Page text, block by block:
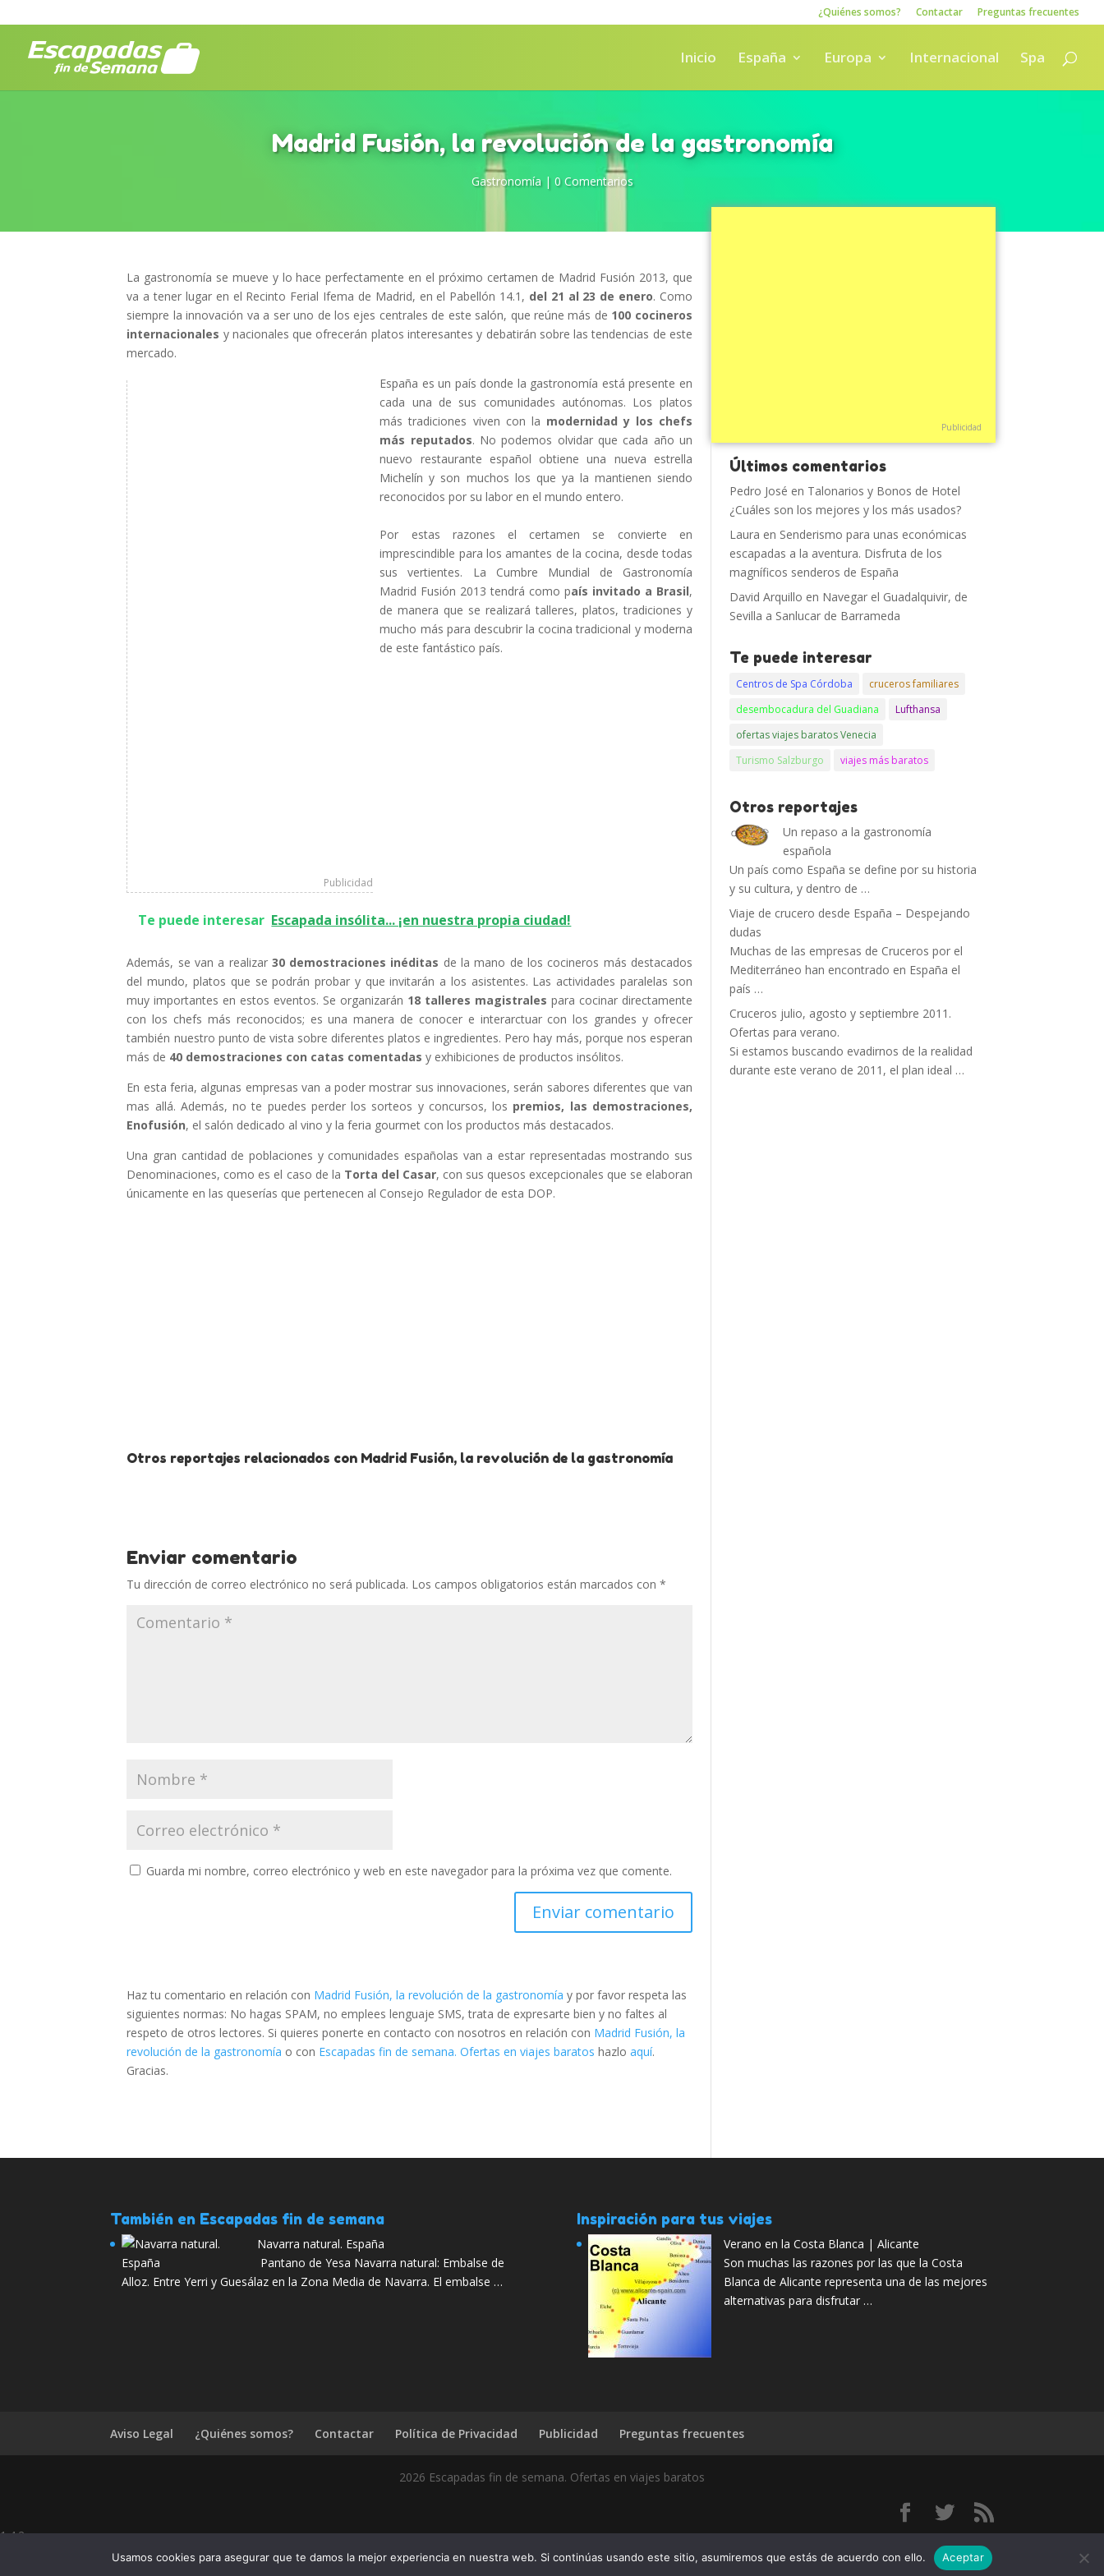
¿Quiénes somos? Contactar Preguntas frecuentes
Inicio España Europa Internacional Spa
Madrid Fusión, la revolución de la gastronomía
Gastronomía| 0 Comentarios
La gastronomía se mueve y lo hace perfectamente en el próximo certamen de Madrid Fusión 2013, que
va a tener lugar en el Recinto Ferial Ifema de Madrid, en el Pabellón 14.1, del 21 al 23 de enero. Como
siempre la innovación va a ser uno de los ejes centrales de este salón, que reúne más de 100 cocineros
internacionales y nacionales que ofrecerán platos interesantes y debatirán sobre las tendencias de este
mercado.
Publicidad
España es un país donde la gastronomía está presente en
cada una de sus comunidades autónomas. Los platos
más tradiciones viven con la modernidad y los chefs
más reputados. No podemos olvidar que cada año un
nuevo restaurante español obtiene una nueva estrella
Michelín y son muchos los que ya la mantienen siendo
reconocidos por su labor en el mundo entero.
Por estas razones el certamen se convierte en
imprescindible para los amantes de la cocina, desde todas
sus vertientes. La Cumbre Mundial de Gastronomía
Madrid Fusión 2013 tendrá como país invitado a Brasil,
de manera que se realizará talleres, platos, tradiciones y
mucho más para descubrir la cocina tradicional y moderna
de este fantástico país.
Te puede interesar Escapada insólita... ¡en nuestra propia ciudad!
Además, se van a realizar 30 demostraciones inéditas de la mano de los cocineros más destacados
del mundo, platos que se podrán probar y que invitarán a los asistentes. Las actividades paralelas son
muy importantes en estos eventos. Se organizarán 18 talleres magistrales para cocinar directamente
con los chefs más reconocidos; es una manera de conocer e interarctuar con los grandes y ofrecer
también nuestro punto de vista sobre diferentes platos e ingredientes. Pero hay más, porque nos esperan
más de 40 demostraciones con catas comentadas y exhibiciones de productos insólitos.
En esta feria, algunas empresas van a poder mostrar sus innovaciones, serán sabores diferentes que van
mas allá. Además, no te puedes perder los sorteos y concursos, los premios, las demostraciones,
Enofusión, el salón dedicado al vino y la feria gourmet con los productos más destacados.
Una gran cantidad de poblaciones y comunidades españolas van a estar representadas mostrando sus
Denominaciones, como es el caso de la Torta del Casar, con sus quesos excepcionales que se elaboran
únicamente en las queserías que pertenecen al Consejo Regulador de esta DOP.
Otros reportajes relacionados con Madrid Fusión, la revolución de la gastronomía
Enviar comentario
Tu dirección de correo electrónico no será publicada. Los campos obligatorios están marcados con*
Guarda mi nombre, correo electrónico y web en este navegador para la próxima vez que comente.
Haz tu comentario en relación con Madrid Fusión, la revolución de la gastronomía y por favor respeta las
siguientes normas: No hagas SPAM, no emplees lenguaje SMS, trata de expresarte bien y no faltes al
respeto de otros lectores. Si quieres ponerte en contacto con nosotros en relación con Madrid Fusión, la
revolución de la gastronomía o con Escapadas fin de semana. Ofertas en viajes baratos hazloaquí.
Gracias.
Publicidad
Últimos comentarios
Pedro José en Talonarios y Bonos de Hotel
¿Cuáles son los mejores y los más usados?
Laura en Senderismo para unas económicas
escapadas a la aventura. Disfruta de los
magníficos senderos de España
David Arquillo en Navegar el Guadalquivir, de
Sevilla a Sanlucar de Barrameda
Te puede interesar
Centros de Spa Córdoba
cruceros familiares
desembocadura del Guadiana
Lufthansa
ofertas viajes baratos Venecia
Turismo Salzburgo
viajes más baratos
Otros reportajes
Un repaso a la gastronomía
española
Un país como España se define por su historia
y su cultura, y dentro de …
Viaje de crucero desde España – Despejando
dudas
Muchas de las empresas de Cruceros por el
Mediterráneo han encontrado en España el
país …
Cruceros julio, agosto y septiembre 2011.
Ofertas para verano.
Si estamos buscando evadirnos de la realidad
durante este verano de 2011, el plan ideal …
También en Escapadas fin de semana
Navarra natural. España
Pantano de Yesa Navarra natural: Embalse de
Alloz. Entre Yerri y Guesálaz en la Zona Media de Navarra. El embalse …
Inspiración para tus viajes
Verano en la Costa Blanca | Alicante
Son muchas las razones por las que la Costa
Blanca de Alicante representa una de las mejores
alternativas para disfrutar …
Aviso Legal ¿Quiénes somos? Contactar Política de Privacidad Publicidad Preguntas frecuentes
2026 Escapadas fin de semana. Ofertas en viajes baratos
1.4.2
Usamos cookies para asegurar que te damos la mejor experiencia en nuestra web. Si continúas usando este sitio, asumiremos que estás de acuerdo con ello. Aceptar
¿Te ha gustado Madrid Fusión, la revolución de la gastronomía? Pues díselo a tus amigos, compártelo con